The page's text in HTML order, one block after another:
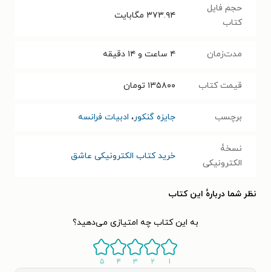
حجم فایل
کتاب
۳۷۳.۹۴ مگابایت
مدت‌زمان ۴ ساعت و ۱۴ دقیقه
قیمت کتاب ۱۳۵۸۰۰ تومان
برچسب جایزه گنکور، ادبیات فرانسه
نسخۀ
الکترونیکی
خرید کتاب الکترونیکی عاشق
نظر شما دربارهٔ این کتاب
به این کتاب چه امتیازی می‌دهید؟
۱ ۲ ۳ ۴ ۵